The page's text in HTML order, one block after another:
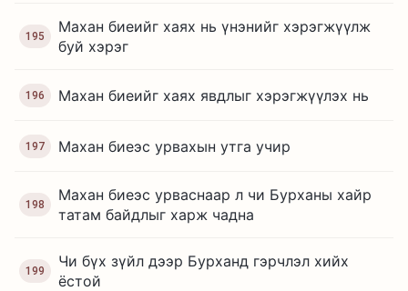
195
Махан биеийг хаях нь үнэнийг хэрэгжүүлж
буй хэрэг
196 Махан биеийг хаях явдлыг хэрэгжүүлэх нь
197 Махан биеэс урвахын утга учир
198
Махан биеэс урваснаар л чи Бурханы хайр
татам байдлыг харж чадна
199
Чи бүх зүйл дээр Бурханд гэрчлэл хийх
ёстой